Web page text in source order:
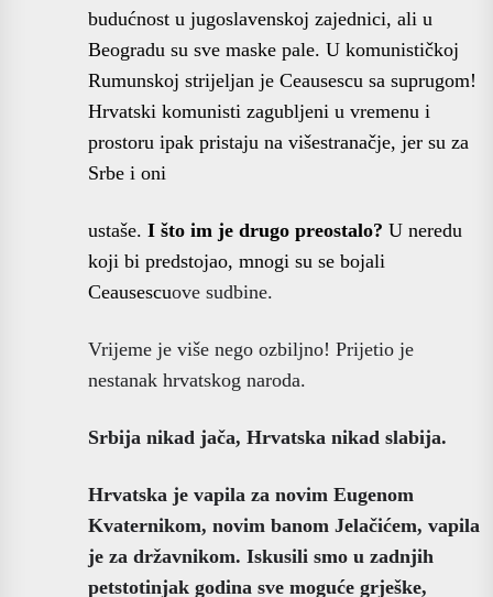
budućnost u jugoslavenskoj zajednici, ali u
Beogradu su sve maske pale. U komunističkoj
Rumunskoj strijeljan je Ceausescu sa suprugom!
Hrvatski komunisti zagubljeni u vremenu i
prostoru ipak pristaju na višestranačje, jer su za
Srbe i oni
ustaše. I što im je drugo preostalo? U neredu
koji bi predstojao, mnogi su se bojali
Ceausescuove sudbine.
Vrijeme je više nego ozbiljno! Prijetio je
nestanak hrvatskog naroda.
Srbija nikad jača, Hrvatska nikad slabija.
Hrvatska je vapila za novim Eugenom
Kvaternikom, novim banom Jelačićem, vapila
je za državnikom. Iskusili smo u zadnjih
petstotinjak godina sve moguće grješke,